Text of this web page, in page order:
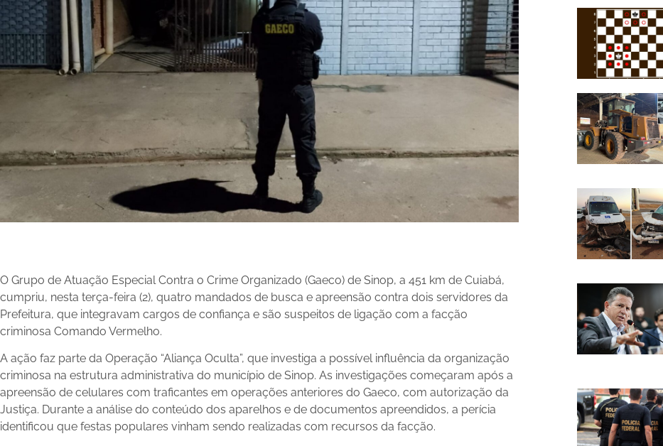
O Grupo de Atuação Especial Contra o Crime Organizado (Gaeco) de Sinop, a 451 km de Cuiabá,
cumpriu, nesta terça-feira (2), quatro mandados de busca e apreensão contra dois servidores da
Prefeitura, que integravam cargos de confiança e são suspeitos de ligação com a facção
criminosa Comando Vermelho.
A ação faz parte da Operação “Aliança Oculta”, que investiga a possível influência da organização
criminosa na estrutura administrativa do município de Sinop. As investigações começaram após a
apreensão de celulares com traficantes em operações anteriores do Gaeco, com autorização da
Justiça. Durante a análise do conteúdo dos aparelhos e de documentos apreendidos, a perícia
identificou que festas populares vinham sendo realizadas com recursos da facção.